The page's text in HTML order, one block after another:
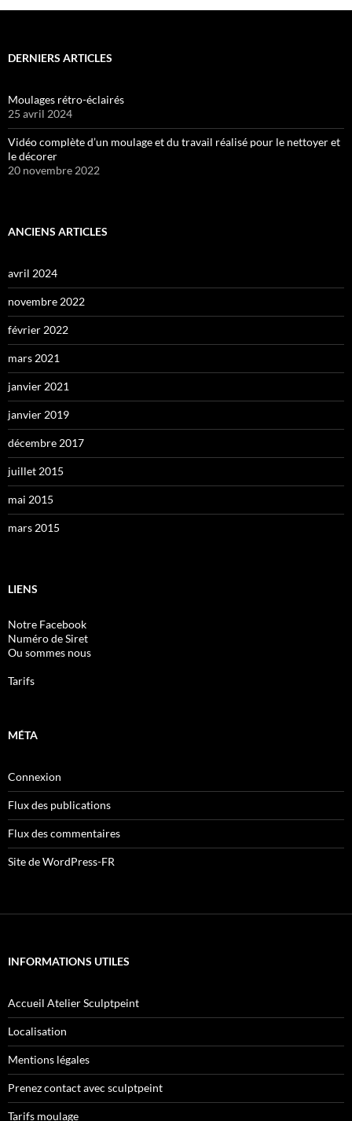
DERNIERS ARTICLES
Moulages rétro-éclairés
25 avril 2024
Vidéo complète d’un moulage et du travail réalisé pour le nettoyer et
le décorer
20 novembre 2022
ANCIENS ARTICLES
avril 2024
novembre 2022
février 2022
mars 2021
janvier 2021
janvier 2019
décembre 2017
juillet 2015
mai 2015
mars 2015
LIENS
Notre Facebook
Numéro de Siret
Ou sommes nous
Tarifs
MÉTA
Connexion
Flux des publications
Flux des commentaires
Site de WordPress-FR
INFORMATIONS UTILES
Accueil Atelier Sculptpeint
Localisation
Mentions légales
Prenez contact avec sculptpeint
Tarifs moulage